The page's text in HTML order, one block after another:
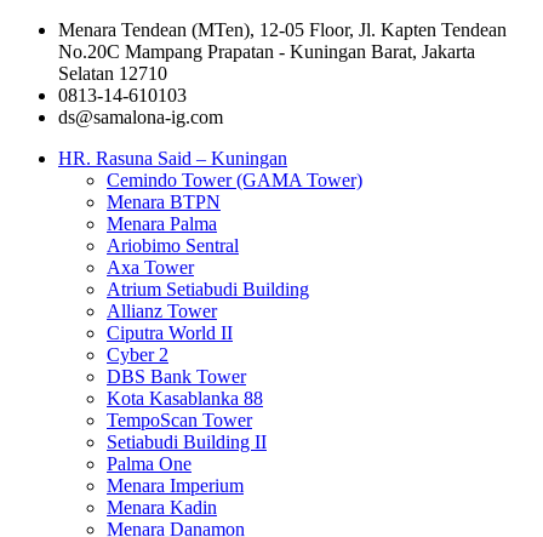
Menara Tendean (MTen), 12-05 Floor, Jl. Kapten Tendean
No.20C Mampang Prapatan - Kuningan Barat, Jakarta
Selatan 12710
0813-14-610103
ds@samalona-ig.com
HR. Rasuna Said – Kuningan
Cemindo Tower (GAMA Tower)
Menara BTPN
Menara Palma
Ariobimo Sentral
Axa Tower
Atrium Setiabudi Building
Allianz Tower
Ciputra World II
Cyber 2
DBS Bank Tower
Kota Kasablanka 88
TempoScan Tower
Setiabudi Building II
Palma One
Menara Imperium
Menara Kadin
Menara Danamon